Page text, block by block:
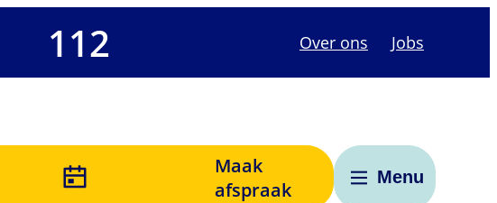
112 Over ons Jobs
Maak
afspraak
Menu